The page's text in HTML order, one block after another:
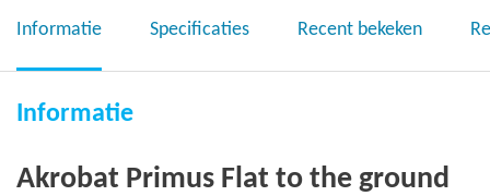
Informatie Specificaties Recent bekeken
Informatie
Akrobat Primus Flat to the ground